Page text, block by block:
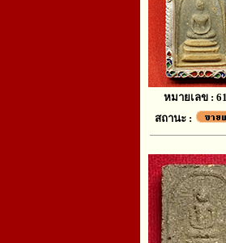
หมายเลข :
สถานะ :